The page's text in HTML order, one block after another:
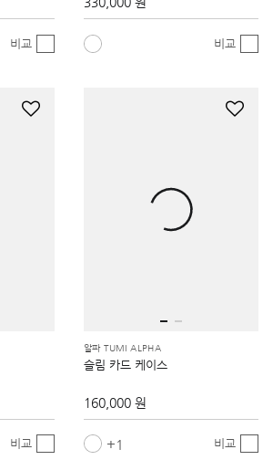
비교 비교
비교
알파 TUMI ALPHA
슬림 카드 케이스
160,000 원
1 비교